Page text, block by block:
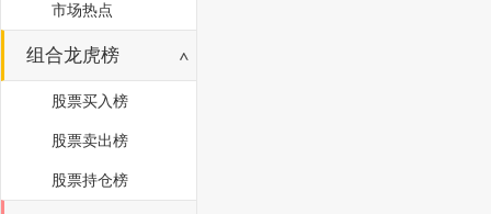
市场热点
组合龙虎榜
股票买入榜
股票卖出榜
股票持仓榜